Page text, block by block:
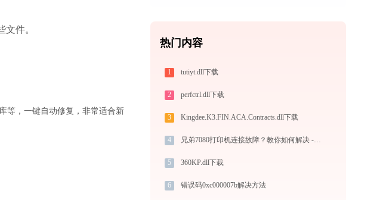
件。
等，一键自动修复，非常适合新
热门内容
1 tutiyt.dll下载
2 perfctrl.dll下载
3 Kingdee.K3.FIN.ACA.Contracts.dll下载
4 兄弟7080打印机连接故障？教你如何解决 -金山毒霸
5 360KP.dll下载
6 错误码0xc000007b解决方法